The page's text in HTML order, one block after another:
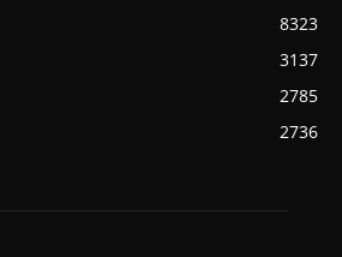
8323
3137
2785
2736